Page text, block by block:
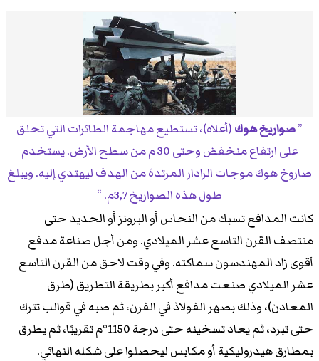
صواريخ هوك(أعلاه)، تستطيع مهاجمة الطائرات التي تحلق
على ارتفاع منخفض وحتى 30 م من سطح الأرض. يستخدم
صاروخ هوك موجات الرادار المرتدة من الهدف ليهتدي إليه. ويبلغ
طول هذه الصواريخ 3,7م.
كانت المدافع تسبك من النحاس أو البرونز أو الحديد حتى
منتصف القرن التاسع عشر الميلادي. ومن أجل صناعة مدفع
أقوى زاد المهندسون سماكته. وفي وقت لاحق من القرن التاسع
عشر الميلادي صنعت مدافع أكبر بطريقة التطريق (طرق
المعادن)، وذلك بصهر الفولاذ في الفرن، ثم صبه في قوالب تترك
حتى تبرد، ثم يعاد تسخينه حتى درجة 1150°م تقريبًا، ثم يطرق
بمطارق هيدروليكية أو مكابس ليحصلوا على شكله النهائي.